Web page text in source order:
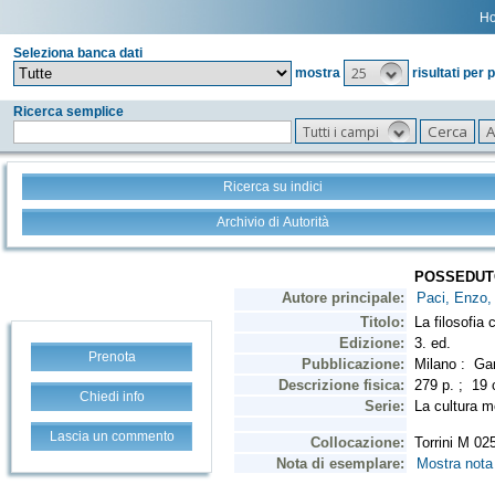
Seleziona banca dati
mostra
25 risultati per
Ricerca semplice
Tutti i campi
Ricerca su indici
Archivio di Autorità
Prenota
Chiedi info
Lascia un commento